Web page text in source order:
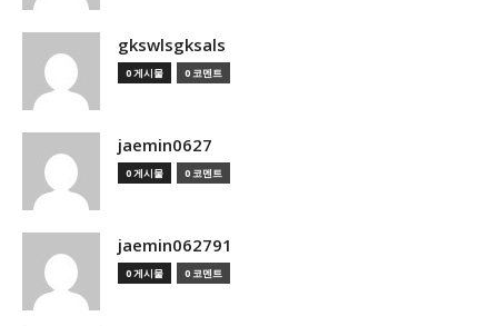
gkswlsgksals
0 게시물 0 코멘트
jaemin0627
0 게시물 0 코멘트
jaemin062791
0 게시물 0 코멘트